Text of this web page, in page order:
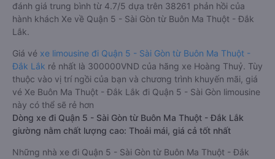
đánh giá trung bình từ 4.7/5 dựa trên 38261 phản hồi của
hành khách Xe về Quận 5 - Sài Gòn từ Buôn Ma Thuột - Đắk
Lắk.
Giá vé xe limousine đi Quận 5 - Sài Gòn từ Buôn Ma Thuột -
Đắk Lắk rẻ nhất là 300000VND của hãng xe Hoàng Thuỷ. Tùy
thuộc vào vị trí ngồi của bạn và chương trình khuyến mãi, giá
vé Xe Buôn Ma Thuột - Đắk Lắk đi Quận 5 - Sài Gòn limousine
này có thể sẽ rẻ hơn
Dòng xe đi Quận 5 - Sài Gòn từ Buôn Ma Thuột - Đắk Lắk
giường nằm chất lượng cao: Thoải mái, giá cả tốt nhất
Những nhà xe đi Quận 5 - Sài Gòn từ Buôn Ma Thuột - Đắk